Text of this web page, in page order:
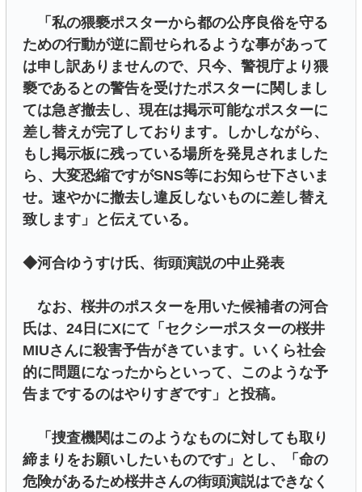
「私の猥褻ポスターから都の公序良俗を守る
ための行動が逆に罰せられるような事があって
は申し訳ありませんので、只今、警視庁より猥
褻であるとの警告を受けたポスターに関しまし
ては急ぎ撤去し、現在は掲示可能なポスターに
差し替えが完了しております。しかしながら、
もし掲示板に残っている場所を発見されました
ら、大変恐縮ですがSNS等にお知らせ下さいま
せ。速やかに撤去し違反しないものに差し替え
致します」と伝えている。
◆河合ゆうすけ氏、街頭演説の中止発表
なお、桜井のポスターを用いた候補者の河合
氏は、24日にXにて「セクシーポスターの桜井
MIUさんに殺害予告がきています。いくら社会
的に問題になったからといって、このような予
告までするのはやりすぎです」と投稿。
「捜査機関はこのようなものに対しても取り
締まりをお願いしたいものです」とし、「命の
危険があるため桜井さんの街頭演説はできなく